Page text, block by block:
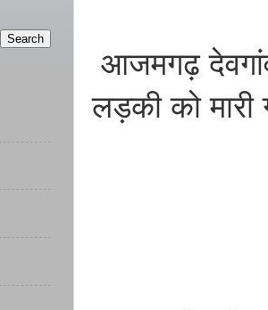
आजमगढ़
लड़की को